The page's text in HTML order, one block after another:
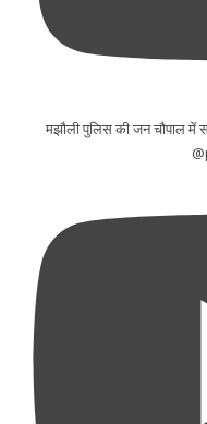
मझौली पुलिस की जन चौपाल